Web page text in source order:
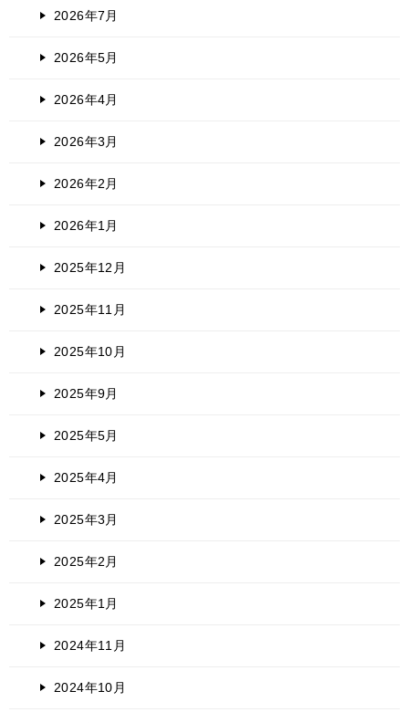
2026年7月
2026年5月
2026年4月
2026年3月
2026年2月
2026年1月
2025年12月
2025年11月
2025年10月
2025年9月
2025年5月
2025年4月
2025年3月
2025年2月
2025年1月
2024年11月
2024年10月